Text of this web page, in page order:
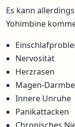
Es kann
Yohimbine
Nervosität
Herzrasen
Magen-
Innere Unruhe
Panikattacken